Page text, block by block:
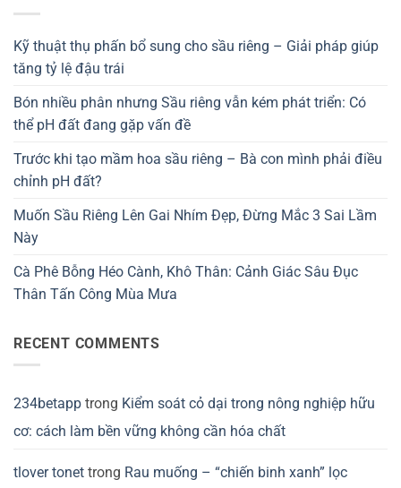
Kỹ thuật thụ phấn bổ sung cho sầu riêng – Giải pháp giúp
tăng tỷ lệ đậu trái
Bón nhiều phân nhưng Sầu riêng vẫn kém phát triển: Có
thể pH đất đang gặp vấn đề
Trước khi tạo mầm hoa sầu riêng – Bà con mình phải điều
chỉnh pH đất?
Muốn Sầu Riêng Lên Gai Nhím Đẹp, Đừng Mắc 3 Sai Lầm
Này
Cà Phê Bỗng Héo Cành, Khô Thân: Cảnh Giác Sâu Đục
Thân Tấn Công Mùa Mưa
RECENT COMMENTS
234betapp trong Kiểm soát cỏ dại trong nông nghiệp hữu
cơ: cách làm bền vững không cần hóa chất
tlover tonet trong Rau muống – “chiến binh xanh” lọc